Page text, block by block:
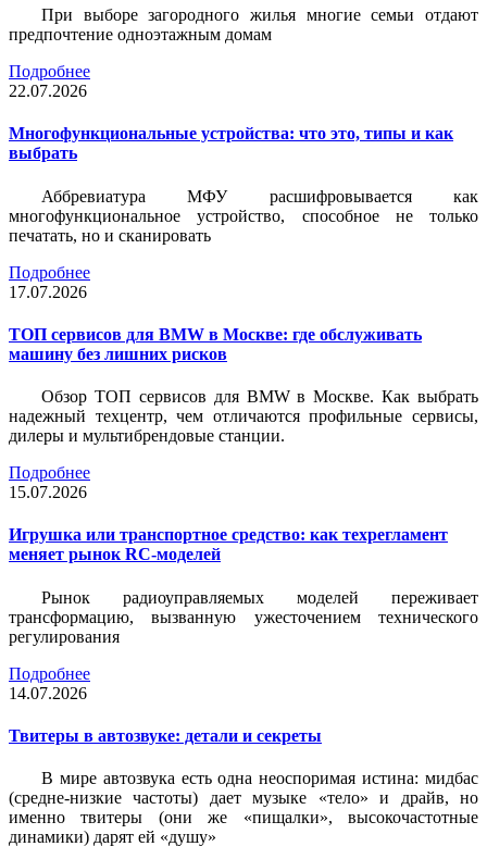
При выборе загородного жилья многие семьи отдают
предпочтение одноэтажным домам
Подробнее
22.07.2026
Многофункциональные устройства: что это, типы и как
выбрать
Аббревиатура МФУ расшифровывается как
многофункциональное устройство, способное не только
печатать, но и сканировать
Подробнее
17.07.2026
ТОП сервисов для BMW в Москве: где обслуживать
машину без лишних рисков
Обзор ТОП сервисов для BMW в Москве. Как выбрать
надежный техцентр, чем отличаются профильные сервисы,
дилеры и мультибрендовые станции.
Подробнее
15.07.2026
Игрушка или транспортное средство: как техрегламент
меняет рынок RC-моделей
Рынок радиоуправляемых моделей переживает
трансформацию, вызванную ужесточением технического
регулирования
Подробнее
14.07.2026
Твитеры в автозвуке: детали и секреты
В мире автозвука есть одна неоспоримая истина: мидбас
(средне-низкие частоты) дает музыке «тело» и драйв, но
именно твитеры (они же «пищалки», высокочастотные
динамики) дарят ей «душу»